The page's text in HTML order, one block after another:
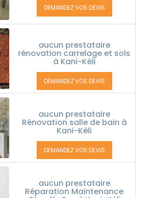
DEMANDEZ VOS DEVIS
aucun prestataire
rénovation carrelage et sols
à Kani-Kéli
DEMANDEZ VOS DEVIS
aucun prestataire
Rénovation salle de bain à
Kani-Kéli
DEMANDEZ VOS DEVIS
aucun prestataire
Réparation Maintenance